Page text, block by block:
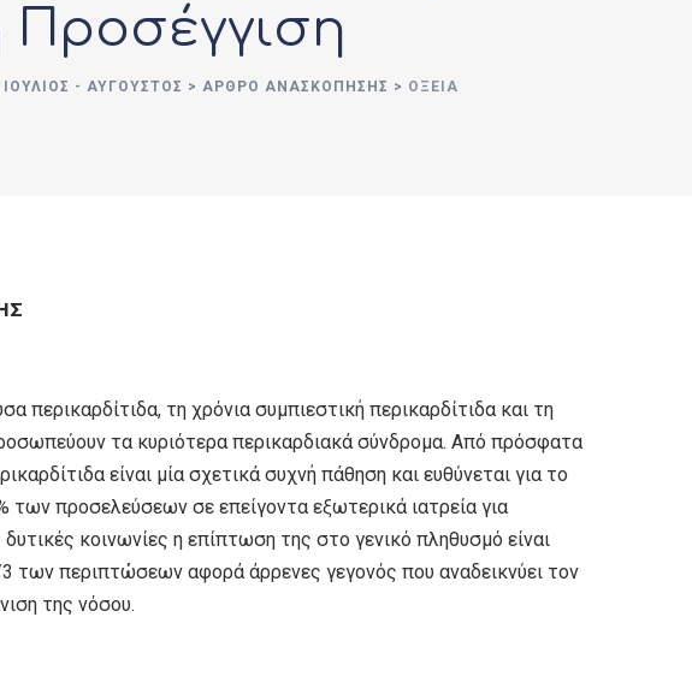
Προσέγγιση
ΙΟΎΛΙΟΣ - ΑΎΓΟΥΣΤΟΣ > ΑΡΘΡΟ ΑΝΑΣΚΟΠΗΣΗΣ > ΟΞΕΊΑ
περικαρδίτιδα, τη χρόνια συμπιεστική περικαρδίτιδα και τη
τα κυριότερα περικαρδιακά σύνδρομα. Από πρόσφατα
είναι μία σχετικά συχνή πάθηση και ευθύνεται για το
των προσελεύσεων σε επείγοντα εξωτερικά ιατρεία για
κοινωνίες η επίπτωση της στο γενικό πληθυσμό είναι
περιπτώσεων αφορά άρρενες γεγονός που αναδεικνύει τον
της νόσου.